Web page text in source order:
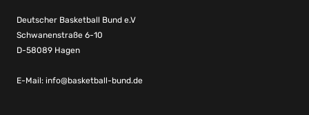
Deutscher Basketball Bund e.V
Schwanenstraße 6-10
D-58089 Hagen
E-Mail: info@basketball-bund.de